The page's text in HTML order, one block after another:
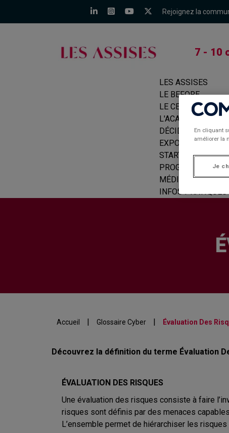
Rejoignez la
7 - 10
LES ASSISES
LE BEFORE
LE CERCLE
L'ACADÉMIE
DÉCIDEURS
EXPOSANTS
START-UPS
PROGRAMME
MÉDIAS
INFOS PRATIQUES
Accueil | Glossaire Cyber | Évaluation Des
Découvrez la définition du terme Évaluation
ÉVALUATION DES RISQUES
Une évaluation des risques consiste à faire
risques sont définis par des menaces
L’ensemble permet de hiérarchiser les
En cliquant
améliorer la
Je